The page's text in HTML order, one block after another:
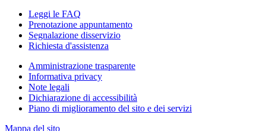
Leggi le FAQ
Prenotazione appuntamento
Segnalazione disservizio
Richiesta d'assistenza
Amministrazione trasparente
Informativa privacy
Note legali
Dichiarazione di accessibilità
Piano di miglioramento del sito e dei servizi
Mappa del sito